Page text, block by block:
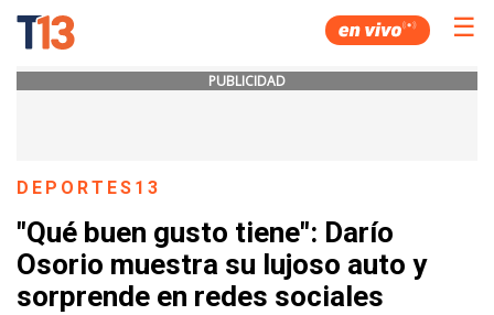
☰
PUBLICIDAD
DEPORTES13
"Qué buen gusto tiene": Darío
Osorio muestra su lujoso auto y
sorprende en redes sociales